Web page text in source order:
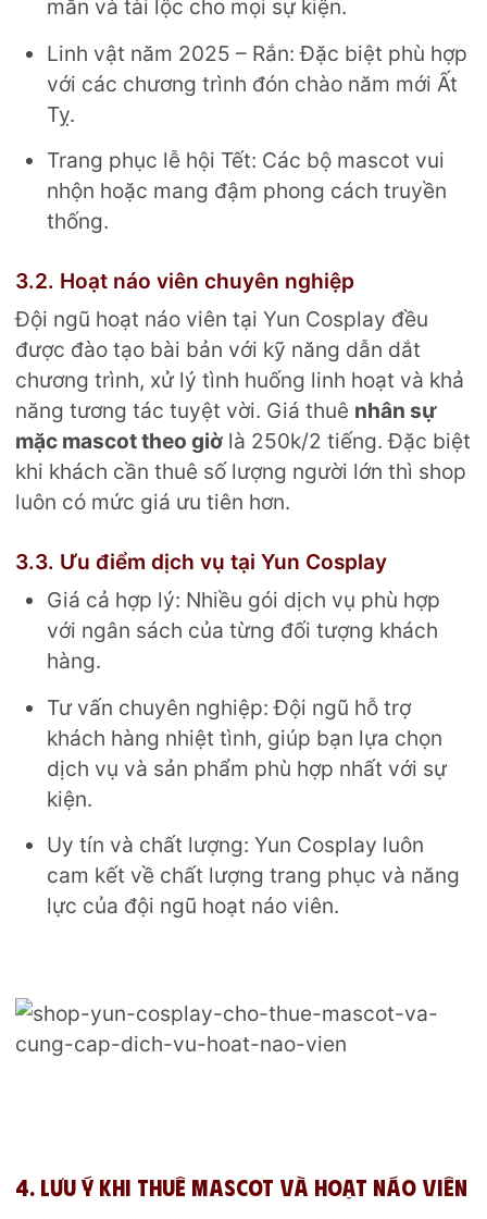
mắn và tài lộc cho mọi sự kiện.
Linh vật năm 2025 – Rắn: Đặc biệt phù hợp
với các chương trình đón chào năm mới Ất
Tỵ.
Trang phục lễ hội Tết: Các bộ mascot vui
nhộn hoặc mang đậm phong cách truyền
thống.
3.2. Hoạt náo viên chuyên nghiệp
Đội ngũ hoạt náo viên tại Yun Cosplay đều
được đào tạo bài bản với kỹ năng dẫn dắt
chương trình, xử lý tình huống linh hoạt và khả
năng tương tác tuyệt vời. Giá thuê nhân sự
mặc mascot theo giờ là 250k/2 tiếng. Đặc biệt
khi khách cần thuê số lượng người lớn thì shop
luôn có mức giá ưu tiên hơn.
3.3. Ưu điểm dịch vụ tại Yun Cosplay
Giá cả hợp lý: Nhiều gói dịch vụ phù hợp
với ngân sách của từng đối tượng khách
hàng.
Tư vấn chuyên nghiệp: Đội ngũ hỗ trợ
khách hàng nhiệt tình, giúp bạn lựa chọn
dịch vụ và sản phẩm phù hợp nhất với sự
kiện.
Uy tín và chất lượng: Yun Cosplay luôn
cam kết về chất lượng trang phục và năng
lực của đội ngũ hoạt náo viên.
4. Lưu ý khi thuê mascot và hoạt náo viên